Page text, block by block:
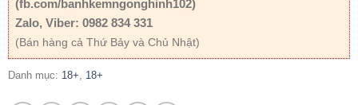
(fb.com/banhkemngonghinh102)
Zalo, Viber: 0982 834 331
(Bán hàng cả Thứ Bảy và Chủ Nhật)
Danh mục: 18+ 18+